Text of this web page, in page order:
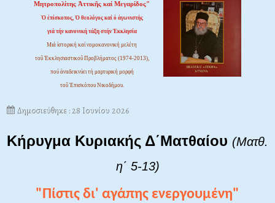
Μητροπολίτης Ἀττικῆς καί Μεγαρίδος"
Ὁ ἐπίσκοπος, Ὁ θεολόγος καί ὁ ἀγωνιστής
γιά τήν κανονική τάξη στήν Ἐκκλησία
Μιά ἱστορική καί νομοκανονική μελέτη
τοῦ Ἐκκλησιαστικοῦ Προβλήματος (1974-2013),
πού ἀναδεικνύει τή μαρτυρική μορφή
τοῦ Ἐπισκόπου Νικοδήμου.
Δημοσιεύθηκε : 28 Ιουνίου 2026
Κήρυγμα Κυριακής Δ΄Ματθαίου (Ματθ.
η΄ 5-13)
"Πίστις δι' αγάπης ενεργουμένη"